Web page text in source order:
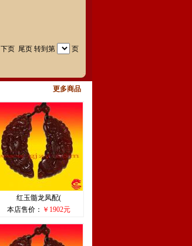
下页 尾页 转到第 页
更多商品
红玉髓龙凤配(
本店售价： ￥1902元